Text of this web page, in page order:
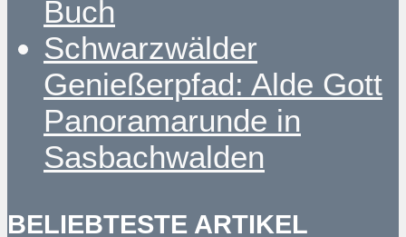
Buch
Schwarzwälder
Genießerpfad: Alde Gott
Panoramarunde in
Sasbachwalden
BELIEBTESTE ARTIKEL